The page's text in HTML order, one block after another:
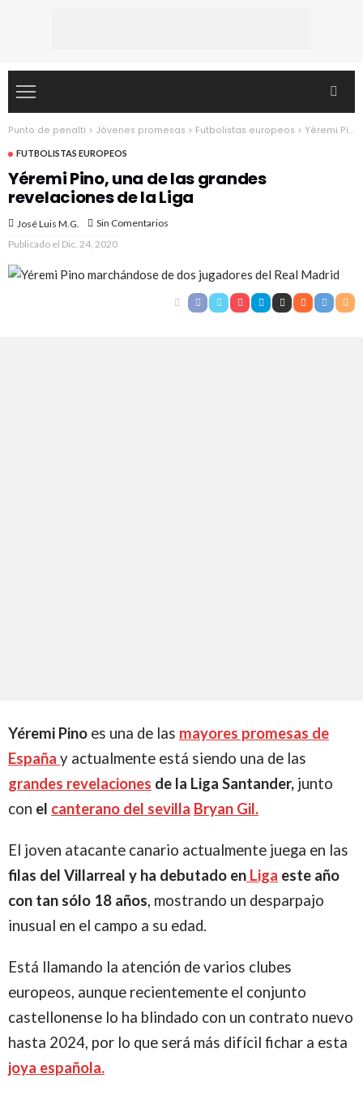
Punto de penalti > Jóvenes promesas > Futbolistas europeos > Yéremi Pino, una de las grandes revelaciones de la Liga
FUTBOLISTAS EUROPEOS
Yéremi Pino, una de las grandes
revelaciones de la Liga
José Luis M.G.
Sin Comentarios
Publicado el Dic. 24, 2020
Yéremi Pino es una de las mayores promesas de
España y actualmente está siendo una de las
grandes revelaciones de la Liga Santander, junto
con el canterano del sevilla Bryan Gil.
El joven atacante canario actualmente juega en las
filas del Villarreal y ha debutado en Liga este año
con tan sólo 18 años, mostrando un desparpajo
inusual en el campo a su edad.
Está llamando la atención de varios clubes
europeos, aunque recientemente el conjunto
castellonense lo ha blindado con un contrato nuevo
hasta 2024, por lo que será más difícil fichar a esta
joya española.